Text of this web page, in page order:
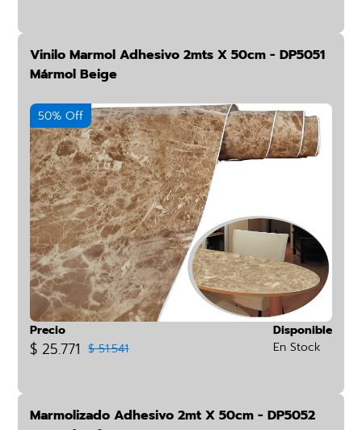
Vinilo Marmol Adhesivo 2mts X 50cm - DP5051
Mármol Beige
50% Off
Precio
$ 25.771 $ 51.541
Disponible
En Stock
Marmolizado Adhesivo 2mt X 50cm - DP5052